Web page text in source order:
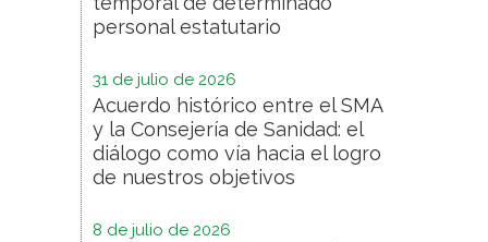
personal estatutario
31 de julio de 2026
Acuerdo histórico entre el SMA
y la Consejería de Sanidad: el
diálogo como vía hacia el logro
de nuestros objetivos
8 de julio de 2026